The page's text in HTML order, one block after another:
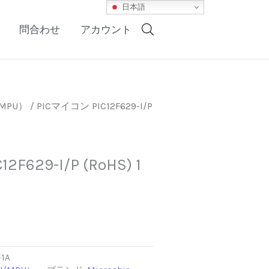
問合わせ アカウント
）
/ PICマイコン PIC12F629-I/P
I/P (RoHS) 1
日本語